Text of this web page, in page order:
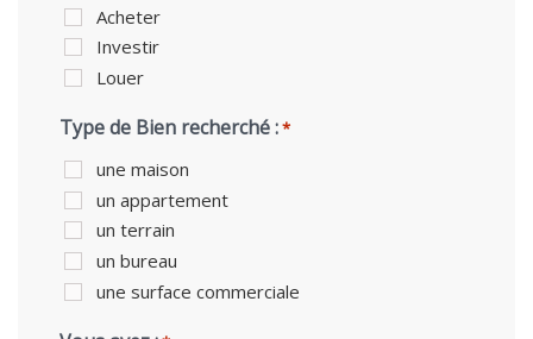
Acheter
Investir
Louer
Type de Bien recherché :*
une maison
un appartement
un terrain
un bureau
une surface commerciale